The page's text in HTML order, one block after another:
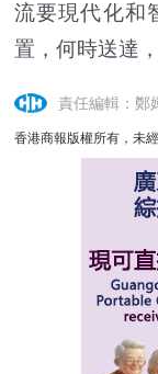
流要現代化和
置，何時送達
責任編輯：鄭
香港商報版權所有，未